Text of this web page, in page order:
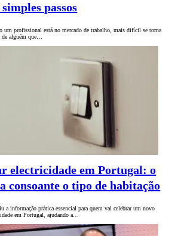
passos
um profissional está no mercado de trabalho, mais difícil se torna
alguém que…
electricidade em Portugal: o
consoante o tipo de habitação
a informação prática essencial para quem vai celebrar um novo
em Portugal, ajudando a…